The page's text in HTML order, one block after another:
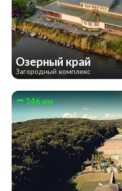
Озерный край
Загородный комплекс
146 км